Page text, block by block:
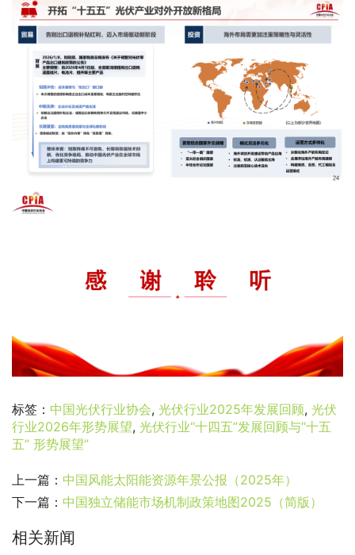
标签： 中国光伏行业协会, 光伏行业2025年发展回顾, 光伏
行业2026年形势展望, 光伏行业“十四五”发展回顾与“十五
五” 形势展望”
上一篇： 中国风能太阳能资源年景公报（2025年）
下一篇： 中国独立储能市场机制政策地图2025（简版）
相关新闻